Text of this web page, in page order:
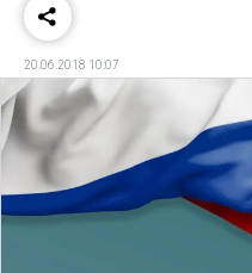
20.06.2018 10:07